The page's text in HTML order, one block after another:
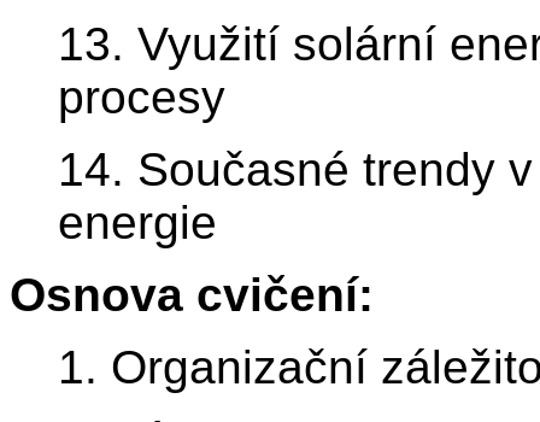
13. Využití solární
procesy
14. Současné trendy
energie
Osnova cvičení:
1. Organizační